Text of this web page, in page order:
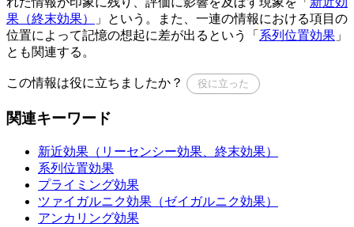
果（終末効果）
」という。また、一連の情報における項目の
位置によって記憶の想起に差が出るという「 系列位置効果 」
とも関連する。
この情報は役に立ちましたか？ 役に立った
関連キーワード
新近効果（リーセンシー効果、終末効果）
系列位置効果
プライミング効果
ツァイガルニク効果（ゼイガルニク効果）
アンカリング効果